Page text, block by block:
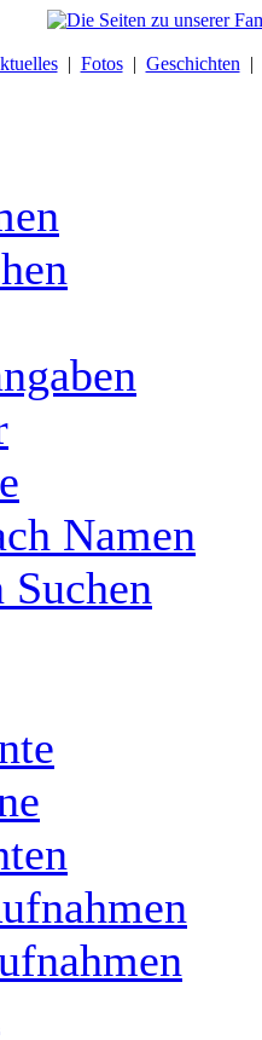
| Fotos| Geschichten |
Namen